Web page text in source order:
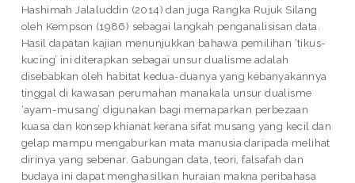
Hashimah Jalaluddin (2014) dan juga Rangka Rujuk Silang
oleh Kempson (1986) sebagai langkah penganalisisan data.
Hasil dapatan kajian menunjukkan bahawa pemilihan ‘tikus-
kucing’ ini diterapkan sebagai unsur dualisme adalah
disebabkan oleh habitat kedua-duanya yang kebanyakannya
tinggal di kawasan perumahan manakala unsur dualisme
‘ayam-musang’ digunakan bagi memaparkan perbezaan
kuasa dan konsep khianat kerana sifat musang yang kecil dan
gelap mampu mengaburkan mata manusia daripada melihat
dirinya yang sebenar. Gabungan data, teori, falsafah dan
budaya ini dapat menghasilkan huraian makna peribahasa